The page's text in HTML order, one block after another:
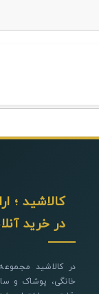
کالاشید ؛
در خرید
در کالاشید
خانگی، پوشاک و